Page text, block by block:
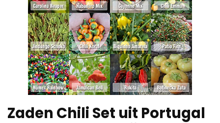
Zaden Chili Set uit Portugal